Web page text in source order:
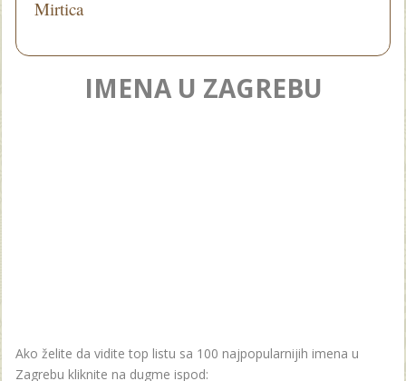
Mirtica
IMENA U ZAGREBU
Ako želite da vidite top listu sa 100 najpopularnijih imena u
Zagrebu kliknite na dugme ispod: